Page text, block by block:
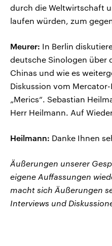
durch die Weltwirtschaft
laufen würden, zum
Meurer: In Berlin
deutsche Sinologen über
Chinas und wie es
Diskussion vom
„Merics“. Sebastian
Herr Heilmann. Auf
Heilmann: Danke Ihnen
Äußerungen unserer
eigene Auffassungen
macht sich Äußerungen
Interviews und